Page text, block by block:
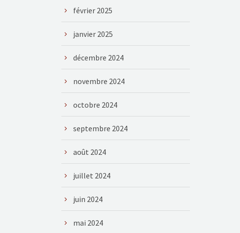
février 2025
janvier 2025
décembre 2024
novembre 2024
octobre 2024
septembre 2024
août 2024
juillet 2024
juin 2024
mai 2024